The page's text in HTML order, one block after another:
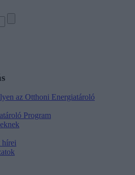
az Otthoni Energiatároló
Program
hírei